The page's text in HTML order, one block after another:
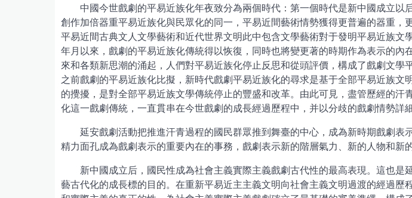
中國今世戲劇的平易近族化年夜致分為兩個時代：第一個時代是新中國成立以
創作加倍器重平易近族化與民眾化的同一，平易近間藝術情勢獲得更普遍的器重，
平易近間古典文人文學藝術和近代世界文明此中包含文學藝術對于發明平易近族文
年月以來，戲劇的平易近族化傳統得以恢復，同時也將變更著的時期作為表示的內
來和各類新思潮的涌起，人們對平易近族化停止反思和從頭評價，構成了戲劇文學
之前戲劇的平易近族化比擬，新時代戲劇平易近族化的尋求是基于全部平易近族文
的攪擾，是對全部平易近族文學傳統停止的豐盛和改革。由此可見，盡管歷經的汗
化這一戲劇傳統，一直貫串在今世戲劇的成長經過歷程中，并以分歧的戲劇情勢詳
延安戲劇活動把推進汗青過程的國民群眾推到舞臺的中心，成為新時期戲劇表
精力面孔成為戲劇表示的重要內在的事務，戲劇表示新的階層氣力、新的人物和新
新中國成立后，國民性成為社會主義實際主義戲劇古代性的最高表現。這也是
藝古代化的成長標的目的。在重新平易近主主義文明向社會主義文明過渡的經過歷